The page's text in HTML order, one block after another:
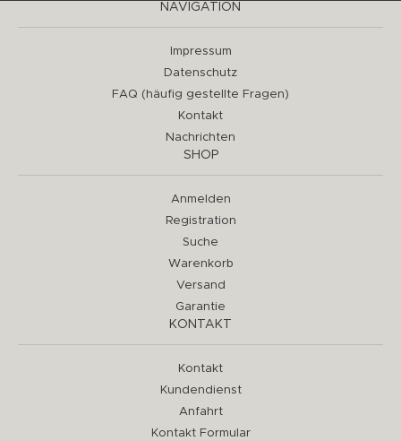
NAVIGATION
Impressum
Datenschutz
FAQ (häufig gestellte Fragen)
Kontakt
Nachrichten
SHOP
Anmelden
Registration
Suche
Warenkorb
Versand
Garantie
KONTAKT
Kontakt
Kundendienst
Anfahrt
Kontakt Formular